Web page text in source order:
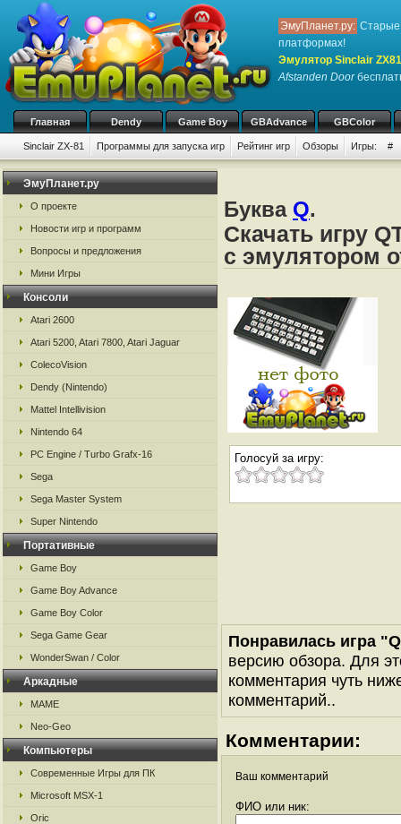
ЭмуПланет.ру: Старые
платформах!
Эмулятор Sinclair ZX81
Afstanden Door
Главная Dendy Game Boy GBAdvance GBColor
Sinclair ZX-81 Программы для запуска игр Рейтинг игр Обзоры Игры: #
ЭмуПланет.ру
О проекте
Новости игр и программ
Вопросы и предложения
Мини Игры
Консоли
Atari 2600
Atari 5200, Atari 7800, Atari Jaguar
ColecoVision
Dendy (Nintendo)
Mattel Intellivision
Nintendo 64
PC Engine / Turbo Grafx-16
Sega
Sega Master System
Super Nintendo
Портативные
Game Boy
Game Boy Advance
Game Boy Color
Sega Game Gear
WonderSwan / Color
Аркадные
MAME
Neo-Geo
Компьютеры
Современные Игры для ПК
Microsoft MSX-1
Oric
Буква Q.
Скачать игру
с эмулятором
Голосуй за игру:
Понравилась игра
версию обзора. Для
комментария чуть
комментарий..
Комментарии:
Ваш комментарий
ФИО или ник: